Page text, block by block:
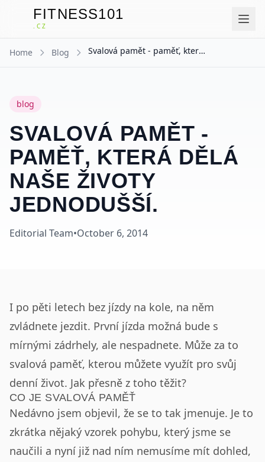
FITNESS101
.CZ
Home Blog Svalová pamět - paměť, která dělá naše životy jednodušší.
blog
SVALOVÁ PAMĚT -
PAMĚŤ, KTERÁ DĚLÁ
NAŠE ŽIVOTY
JEDNODUŠŠÍ.
Editorial Team•October 6, 2014
I po pěti letech bez jízdy na kole, na něm
zvládnete jezdit. První jízda možná bude s
mírnými zádrhely, ale nespadnete. Může za to
svalová paměť, kterou můžete využít pro svůj
denní život. Jak přesně z toho těžit?
CO JE SVALOVÁ PAMĚŤ
Nedávno jsem objevil, že se to tak jmenuje. Je to
zkrátka nějaký vzorek pohybu, který jsme se
naučili a nyní již nad ním nemusíme mít dohled,